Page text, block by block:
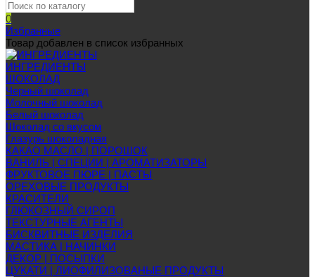
0
Избранные
Товар добавлен в список избранных
ИНГРЕДИЕНТЫ
ШОКОЛАД
Черный шоколад
Молочный шоколад
Белый шоколад
Шоколад со вкусом
Глазурь шоколадная
КАКАО МАСЛО | ПОРОШОК
ВАНИЛЬ | СПЕЦИИ | АРОМАТИЗАТОРЫ
ФРУКТОВОЕ ПЮРЕ | ПАСТЫ
ОРЕХОВЫЕ ПРОДУКТЫ
КРАСИТЕЛИ
ГЛЮКОЗНЫЙ СИРОП
ТЕКСТУРНЫЕ АГЕНТЫ
БИСКВИТНЫЕ ИЗДЕЛИЯ
МАСТИКА | НАЧИНКИ
ДЕКОР | ПОСЫПКИ
ЦУКАТИ | ЛИОФИЛИЗОВАНЫЕ ПРОДУКТЫ